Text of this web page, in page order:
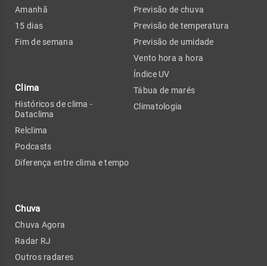
Amanhã
15 dias
Fim de semana
Clima
Históricos de clima -
Dataclima
Relclima
Podcasts
Diferença entre clima e tempo
Chuva
Chuva Agora
Radar RJ
Outros radares
Previsão de chuva
Previsão de temperatura
Previsão de umidade
Vento hora a hora
Índice UV
Tábua de marés
Climatologia